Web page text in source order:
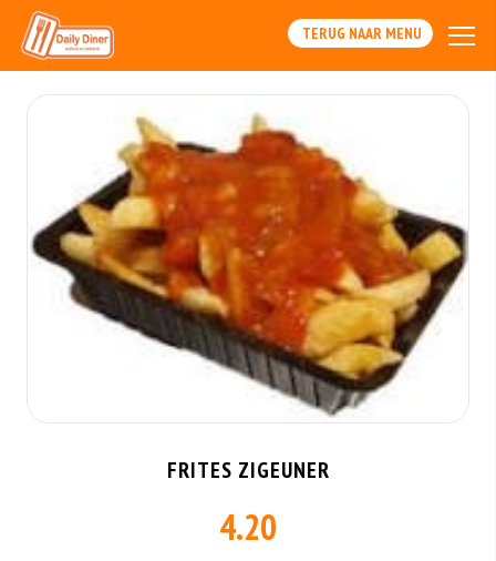
TERUG NAAR MENU
FRITES ZIGEUNER
4.20